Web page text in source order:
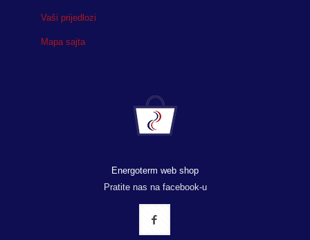
Vaši prijedlozi
Mapa sajta
Energoterm web shop
Pratite nas na facebook-u